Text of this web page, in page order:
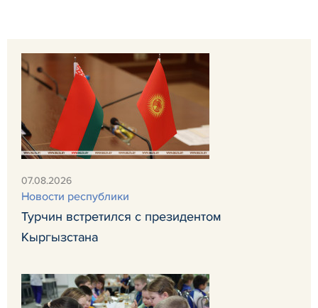
07.08.2026
Новости республики
Турчин встретился с президентом
Кыргызстана